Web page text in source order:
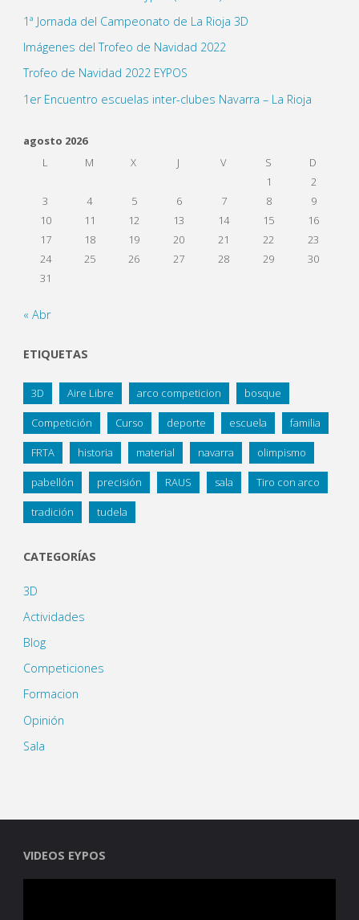
1ª Jornada del Campeonato de La Rioja 3D
Imágenes del Trofeo de Navidad 2022
Trofeo de Navidad 2022 EYPOS
1er Encuentro escuelas inter-clubes Navarra – La Rioja
agosto 2026
L
M X J V S
D
1
2
3
4 5 6 7 8
9
10
11 12 13 14 15
16
17
18 19 20 21 22
23
24
25 26 27 28 29
30
31
« Abr
ETIQUETAS
3D Aire Libre arco competicion bosque
Competición Curso deporte escuela familia
FRTA historia material navarra olimpismo
pabellón precisión RAUS sala Tiro con arco
tradición tudela
CATEGORÍAS
3D
Actividades
Blog
Competiciones
Formacion
Opinión
Sala
VIDEOS EYPOS